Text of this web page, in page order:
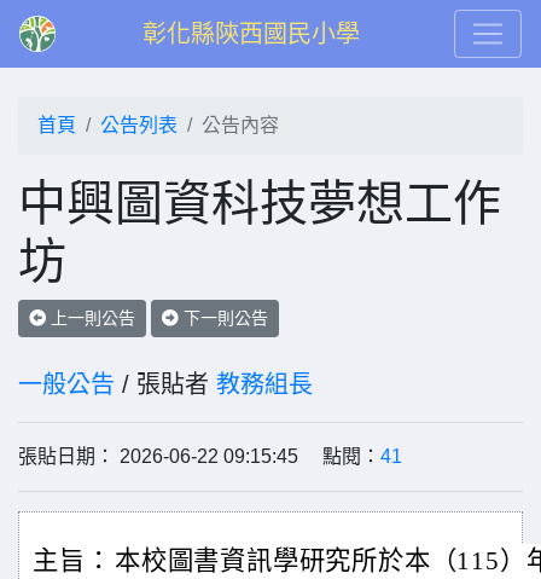
彰化縣陝西國民小學
首頁 公告列表 公告內容
中興圖資科技夢想工作
坊
上一則公告 下一則公告
一般公告 / 張貼者 教務組長
張貼日期： 2026-06-22 09:15:45 點閱： 41
主旨： 本校圖書資訊學研究所於本（115）